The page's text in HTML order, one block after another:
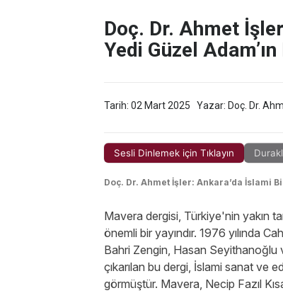
Doç. Dr. Ahmet
Yedi Güzel Adam’ın
Tarih: 02 Mart 2025 Yazar: Doç. Dr.
Sesli Dinlemek için Tıklayın
Doç. Dr. Ahmet İşler: Ankara’da İslami
Mavera dergisi, Türkiye'nin yakın
önemli bir yayındır. 1976 yılında
Bahri Zengin, Hasan Seyithanoğlu
çıkarılan bu dergi, İslami sanat ve
görmüştür. Mavera, Necip Fazıl